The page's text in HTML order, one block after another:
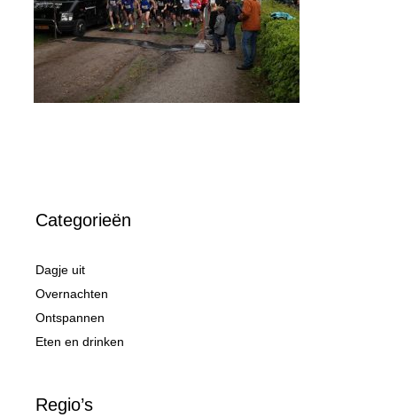
Categorieën
Dagje uit
Overnachten
Ontspannen
Eten en drinken
Regio’s